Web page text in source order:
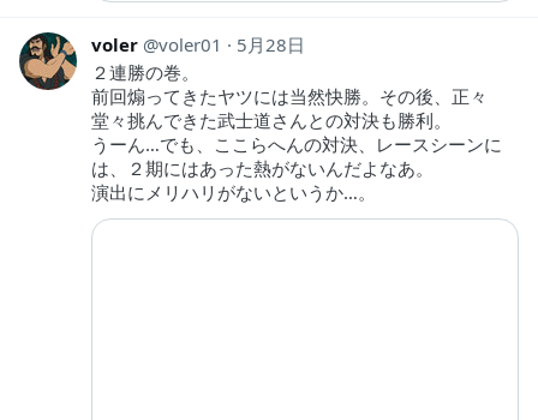
voler voler01
5月28日
２連勝の巻。
前回煽ってきたヤツには当然快勝。その後、正々
堂々挑んできた武士道さんとの対決も勝利。
うーん…でも、ここらへんの対決、レースシーンに
は、２期にはあった熱がないんだよなあ。
演出にメリハリがないというか…。